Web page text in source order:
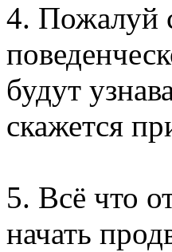
4. Пожалуй
будут
скажется
5. Всё что
начать